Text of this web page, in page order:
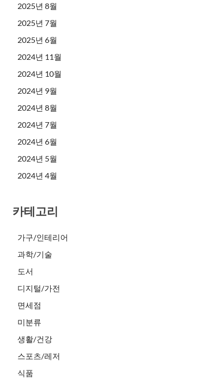
2025년 8월
2025년 7월
2025년 6월
2024년 11월
2024년 10월
2024년 9월
2024년 8월
2024년 7월
2024년 6월
2024년 5월
2024년 4월
카테고리
가구/인테리어
과학/기술
도서
디지털/가전
면세점
미분류
생활/건강
스포츠/레저
식품